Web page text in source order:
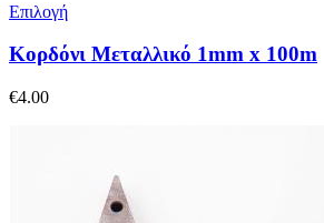
Επιλογή
Κορδόνι Μεταλλικό 1mm x 100m
€4.00